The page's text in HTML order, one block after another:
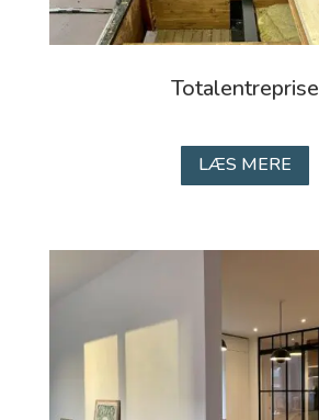
Totalentreprise
LÆS MERE